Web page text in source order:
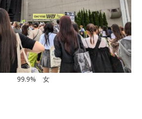
99.9% 女